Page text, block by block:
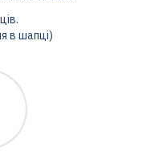
в шапці)